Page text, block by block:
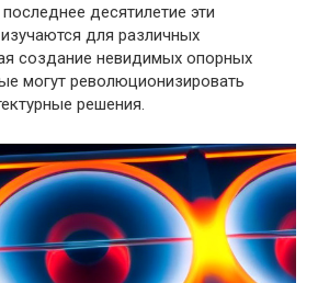
десятилетие эти
для различных
создание невидимых опорных
могут революционизировать
решения.